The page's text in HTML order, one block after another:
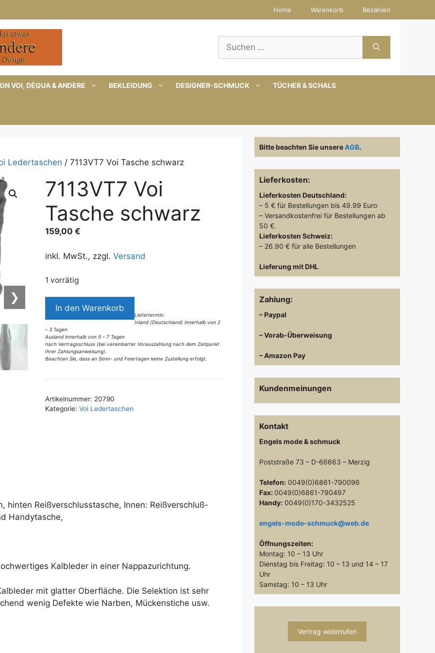
Home Warenkorb Bezahlen
Suchen
nach:
VOI, DÉQUA & ANDERE BEKLEIDUNG DESIGNER-SCHMUCK TÜCHER & SCHALS
Ledertaschen / 7113VT7 Voi Tasche schwarz
❯
7113VT7 Voi
Tasche schwarz
159,00€
inkl. MwSt., zzgl.Versand
1 vorrätig
7113VT7
Tasche
schwarz
Menge
In den Warenkorb
Liefertermin:
Inland (Deutschland) innerhalb von 2
– 3 Tagen
Ausland innerhalb von 5 – 7 Tagen
nach Vertragsschluss (bei vereinbarter Vorauszahlung nach dem Zeitpunkt
Ihrer Zahlungsanweisung).
Beachten Sie, dass an Sonn- und Feiertagen keine Zustellung erfolgt.
l
e
:
Artikelnummer: 20790
Kategorie:Voi Ledertaschen
hinten Reißverschlusstasche, Innen: Reißverschluß-
Handytasche,
Kalbleder in einer Nappazurichtung.
mit glatter Oberfläche. Die Selektion ist sehr
wenig Defekte wie Narben, Mückenstiche usw.
Bitte beachten Sie unsereAGB.
Lieferkosten:
Lieferkosten Deutschland:
– 5 € für Bestellungen bis 49.99 Euro
– Versandkostenfrei für Bestellungen ab
50 €.
Lieferkosten Schweiz:
– 26.90 € für alle Bestellungen
Lieferung mit DHL
Zahlung:
– Paypal
– Vorab-Überweisung
– Amazon Pay
Kundenmeinungen
Kontakt
Engels mode & schmuck
Poststraße 73 – D-66663 – Merzig
Telefon: 0049(0)6861-790096
Fax: 0049(0)6861-790497
Handy: 0049(0)170-3432525
engels-mode-schmuck@web.de
Öffnungszeiten:
Montag: 10 – 13 Uhr
Dienstag bis Freitag: 10 – 13 und 14 – 17
Uhr
Samstag: 10 – 13 Uhr
Vertrag widerrufen